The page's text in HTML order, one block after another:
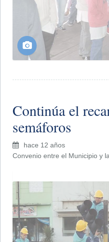
Continúa el
semáforos
hace 12 años
Convenio entre el Municipio y